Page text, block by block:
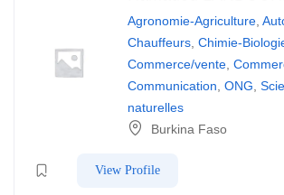
Agronomie-Agriculture,
Chauffeurs, Chimie-
Commerce/vente,
Communication, ONG,
naturelles
Burkina Faso
View Profile